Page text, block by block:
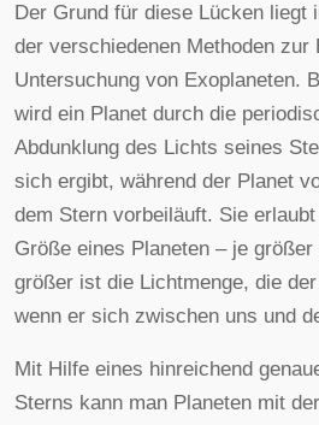
Der Grund für diese Lücken liegt
der verschiedenen Methoden zur
Untersuchung von Exoplaneten.
wird ein Planet durch die
Abdunklung des Lichts seines
sich ergibt, während der Planet
dem Stern vorbeiläuft. Sie
Größe eines Planeten – je
größer ist die Lichtmenge, die
wenn er sich zwischen uns und
Mit Hilfe eines hinreichend
Sterns kann man Planeten mit